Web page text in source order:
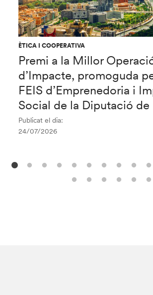
ÈTICA I COOPERATIVA
Premi a la Millor
d’Impacte, promoguda
FEIS d’Emprenedoria i
Social de la Diputació de
Publicat el dia:
24/07/2026